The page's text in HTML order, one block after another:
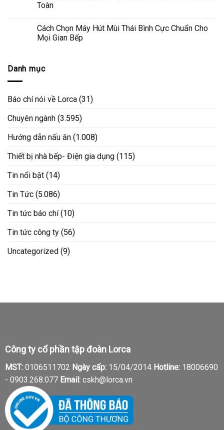
Toàn
Cách Chọn Máy Hút Mùi Thái Bình Cực Chuẩn Cho
Mọi Gian Bếp
Danh mục
Báo chí nói về Lorca (31)
Chuyên ngành (3.595)
Hướng dẫn nấu ăn (1.008)
Thiết bị nhà bếp- Điện gia dụng (115)
Tin nổi bật (14)
Tin Tức (5.086)
Tin tức báo chí(10)
Tin tức công ty (56)
Uncategorized (9)
Công ty cổ phần tập đoàn Lorca
MST:0106511702 Ngày cấp:15/04/2014 Hotline:18006690
- 0903.268.077 Email:cskh@lorca.vn